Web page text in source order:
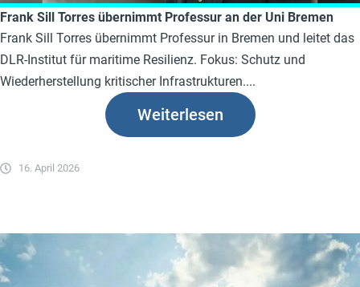
Frank Sill Torres übernimmt Professur an der Uni Bremen
Frank Sill Torres übernimmt Professur in Bremen und leitet das
DLR-Institut für maritime Resilienz. Fokus: Schutz und
Wiederherstellung kritischer Infrastrukturen....
16. April 2026
Weiterlesen